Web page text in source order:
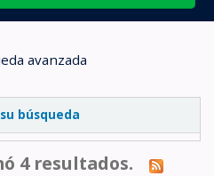
avanzada
búsqueda
4 resultados.